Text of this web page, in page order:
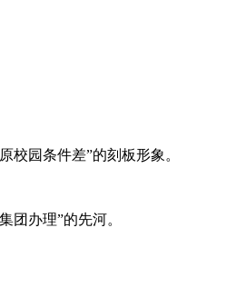
园条件差”的刻板形象。
办理”的先河。